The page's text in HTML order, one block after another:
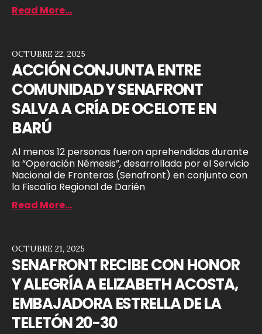
Read More...
ACCIÓN CONJUNTA ENTRE
COMUNIDAD Y SENAFRONT
SALVA A CRÍA DE OCELOTE EN
BARÚ
Al menos 12 personas fueron aprehendidas durante
la “Operación Némesis”, desarrollada por el Servicio
Nacional de Fronteras (Senafront) en conjunto con
la Fiscalía Regional de Darién
OCTUBRE 22, 2025
Read More...
SENAFRONT RECIBE CON HONOR
Y ALEGRÍA A ELIZABETH ACOSTA,
EMBAJADORA ESTRELLA DE LA
TELETÓN 20-30
OCTUBRE 21, 2025